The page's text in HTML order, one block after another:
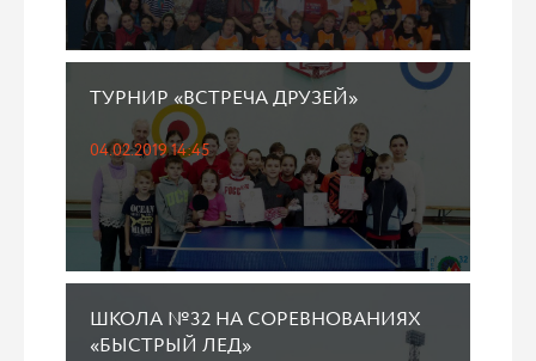
ТУРНИР «ВСТРЕЧА ДРУЗЕЙ»
04.02.2019 14:45
ШКОЛА №32 НА СОРЕВНОВАНИЯХ
«БЫСТРЫЙ ЛЕД»